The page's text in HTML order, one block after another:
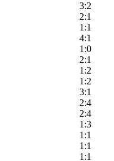
3:2
2:1
1:1
4:1
1:0
2:1
1:2
1:2
3:1
2:4
2:4
1:3
1:1
1:1
1:1